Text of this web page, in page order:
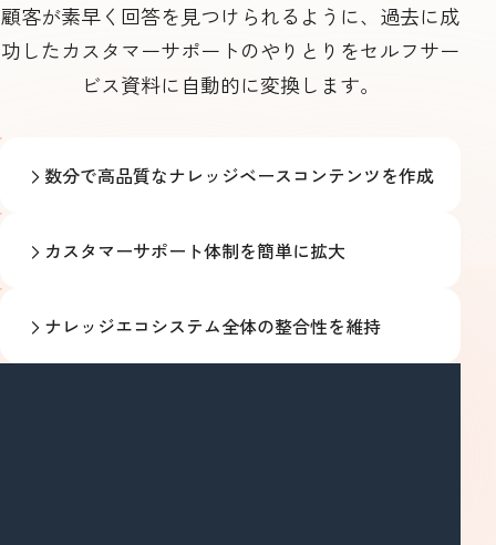
顧客が素早く回答を見つけられるように、過去に成
功したカスタマーサポートのやりとりをセルフサー
ビス資料に自動的に変換します。
数分で高品質なナレッジベースコンテンツを作成
カスタマーサポート体制を簡単に拡大
ナレッジエコシステム全体の整合性を維持